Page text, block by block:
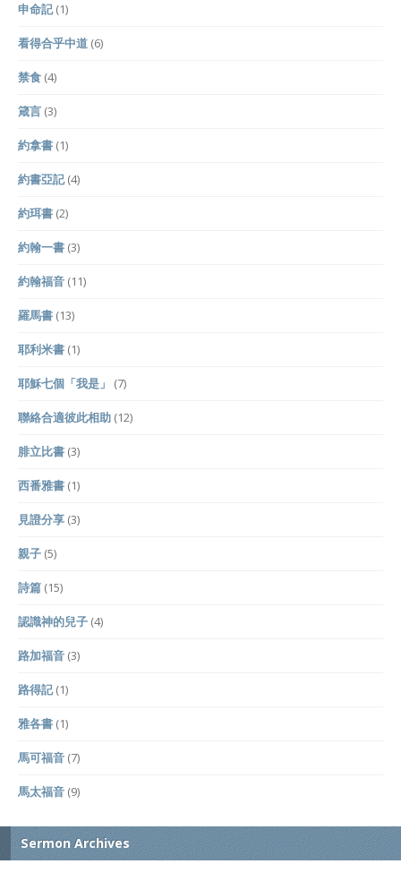
申命記(1)
看得合乎中道 (6)
禁食 (4)
箴言 (3)
約拿書 (1)
約書亞記(4)
約珥書 (2)
約翰一書 (3)
約翰福音 (11)
羅馬書 (13)
耶利米書 (1)
耶穌七個「我是」 (7)
聯絡合適彼此相助 (12)
腓立比書 (3)
西番雅書 (1)
見證分享 (3)
親子 (5)
詩篇 (15)
認識神的兒子 (4)
路加福音 (3)
路得記(1)
雅各書 (1)
馬可福音 (7)
馬太福音 (9)
Sermon Archives